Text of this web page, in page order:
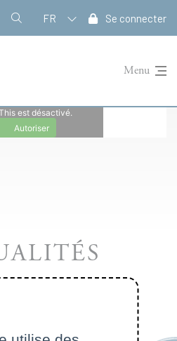
FR Se connecter
Menu
est désactivé.
Autoriser